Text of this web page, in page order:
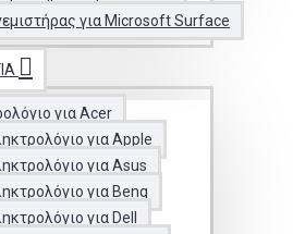
για Microsoft Surface
για Acer
για Apple
για Asus
για Benq
για Dell